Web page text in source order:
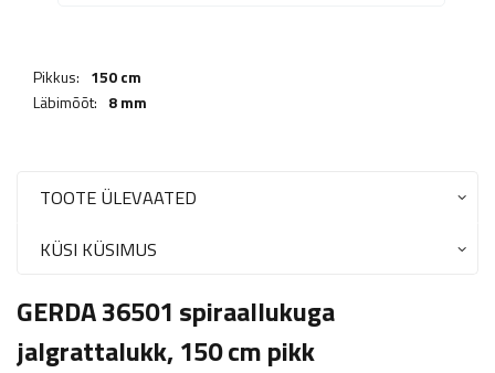
Pikkus: 150 cm
Läbimõõt: 8 mm
TOOTE ÜLEVAATED
KÜSI KÜSIMUS
GERDA 36501 spiraallukuga
jalgrattalukk, 150 cm pikk